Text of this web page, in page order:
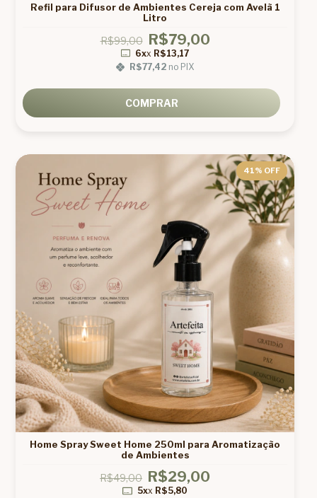
Refil para Difusor de Ambientes Cereja com Avelã 1
Litro
R$99,00 R$79,00
6xx R$13,17
R$77,42 no PIX
COMPRAR
41% OFF
Home Spray Sweet Home 250ml para Aromatização
de Ambientes
R$49,00 R$29,00
5xx R$5,80